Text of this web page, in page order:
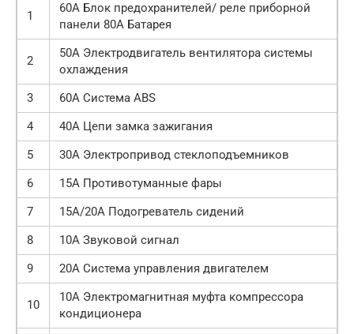
1
60A Блок предохранителей/ реле приборной
панели 80А Батарея
2
50A Электродвигатель вентилятора системы
охлаждения
3
60A Система ABS
4
40A Цепи замка зажигания
5
30A Электропривод стеклоподъемников
6
15A Противотуманные фары
7
15A/20A Подогреватель сидений
8
10A Звуковой сигнал
9
20A Система управления двигателем
10
10A Электромагнитная муфта компрессора
кондиционера